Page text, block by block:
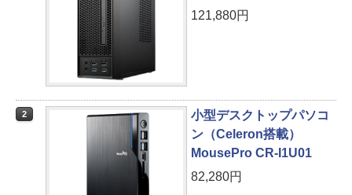
121,880円
2
小型デスクトップパソコ
ン（Celeron搭載）
MousePro CR-I1U01
82,280円